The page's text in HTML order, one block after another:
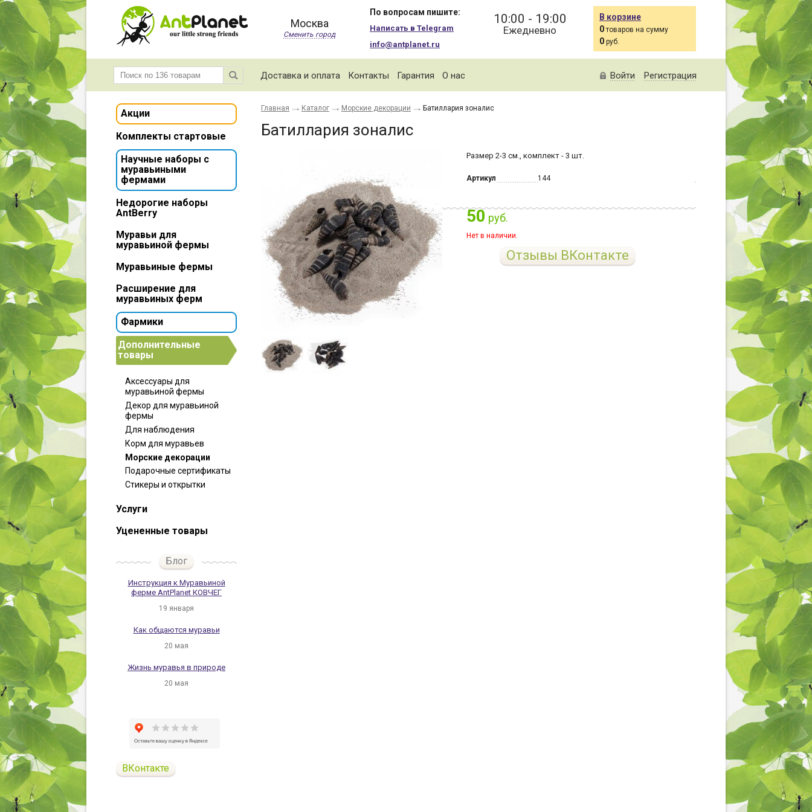
Москва
Сменить город
По вопросам пишите:
Написать в Telegram
info@antplanet.ru
10:00 - 19:00
Ежедневно
В корзине
0товаров на сумму
0 руб.
Доставка и оплата Контакты Гарантия О нас Войти Регистрация
Акции
Комплекты стартовые
Научные наборы с
муравьиными
фермами
Недорогие наборы
AntBerry
Муравьи для
муравьиной фермы
Муравьиные фермы
Расширение для
муравьиных ферм
Фармики
Дополнительные
товары
Аксессуары для
муравьиной фермы
Декор для муравьиной
фермы
Для наблюдения
Корм для муравьев
Морские декорации
Подарочные сертификаты
Стикеры и открытки
Услуги
Уцененные товары
Блог
Инструкция к Муравьиной
ферме AntPlanet КОВЧЕГ
19 января
Как общаются муравьи
20 мая
Жизнь муравья в природе
20 мая
ВКонтакте
Главная Каталог Морские декорации Батиллария зоналис
Батиллария зоналис
Размер 2-3 см., комплект - 3 шт.
Артикул 144
50 руб.
Нет в наличии.
Отзывы ВКонтакте